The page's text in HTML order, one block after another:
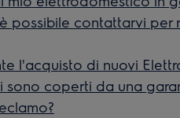
possibile contattarvi per
l'acquisto di nuovi
sono coperti da una